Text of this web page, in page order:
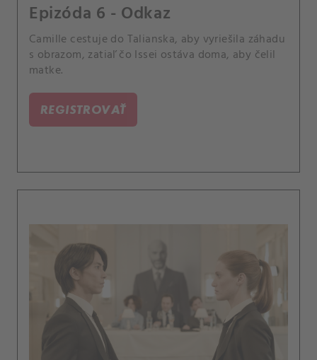
Epizóda 6 - Odkaz
Camille cestuje do Talianska, aby vyriešila záhadu
s obrazom, zatiaľ čo Issei ostáva doma, aby čelil
matke.
REGISTROVAŤ